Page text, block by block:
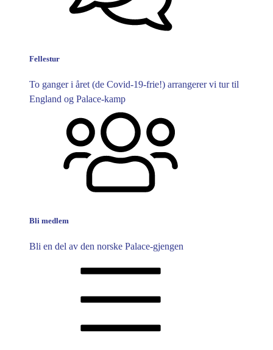
Fellestur
To ganger i året (de Covid-19-frie!) arrangerer vi tur til
England og Palace-kamp
Bli medlem
Bli en del av den norske Palace-gjengen